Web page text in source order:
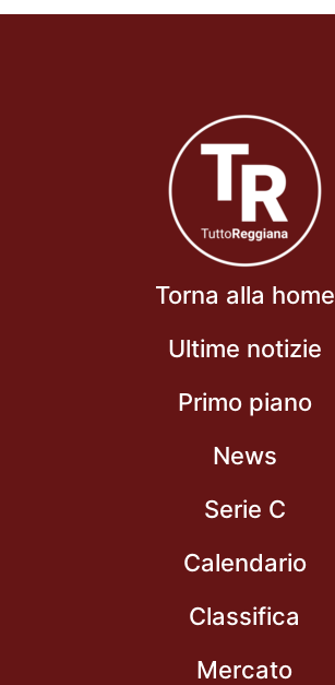
Torna alla home
Ultime notizie
Primo piano
News
Serie C
Calendario
Classifica
Mercato